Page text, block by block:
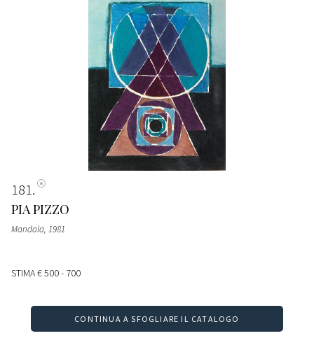
181
PIA PIZZO
Mandala, 1981
STIMA€ 500 - 700
CONTINUA A SFOGLIARE IL CATALOGO